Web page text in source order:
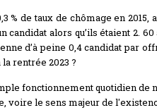
de taux de chômage en
candidat alors qu’ils étaient 2.
d’à peine 0,4 candidat par
rentrée 2023 ?
fonctionnement quotidien de
voire le sens majeur de